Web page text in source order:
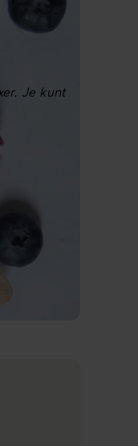
Je kunt